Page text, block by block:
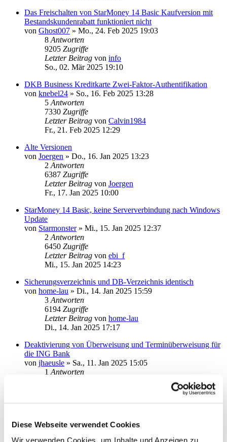
Diese Webseite verwendet Cookies
Wir verwenden Cookies, um Inhalte und Anzeigen zu
Das Freischalten von StarMoney 14 Basic Kaufversion mit
Bestandskundenrabatt funktioniert nicht
von Ghost007 » Mo., 24. Feb 2025 19:03
8 Antworten
9205 Zugriffe
Letzter Beitrag von info
So., 02. Mär 2025 19:10
DKB Business Kreditkarte Zwei-Faktor-Authentifikation
von knebel24 » So., 16. Feb 2025 13:28
5 Antworten
7330 Zugriffe
Letzter Beitrag von Calvin1984
Fr., 21. Feb 2025 12:29
Alte Versionen
von Joergen » Do., 16. Jan 2025 13:23
2 Antworten
6387 Zugriffe
Letzter Beitrag von Joergen
Fr., 17. Jan 2025 10:00
StarMoney 14 Basic, keine Serververbindung nach Windows
Update
von Starmonster» Mi., 15. Jan 2025 12:37
2 Antworten
6450 Zugriffe
Letzter Beitrag von ebi_f
Mi., 15. Jan 2025 14:23
Sicherungsverzeichnis und DB-Verzeichnis identisch
von home-lau » Di., 14. Jan 2025 15:59
3 Antworten
6194 Zugriffe
Letzter Beitrag von home-lau
Di., 14. Jan 2025 17:17
Deaktivierung von Überweisung und Terminüberweisung für
die ING Bank
von jhaeusle » Sa., 11. Jan 2025 15:05
1 Antworten
vonRB.»Di., 07. Jan 2025 14:47